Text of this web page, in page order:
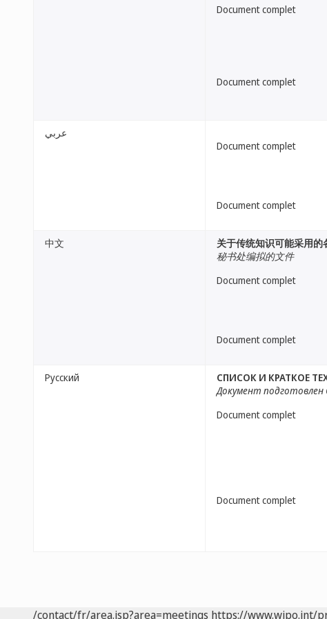
Document complet
Document complet
عربي
Document complet
Document complet
中文
关于传统知识可能采用
秘书处编拟的文件
Document complet
Document complet
Русский
СПИСОК И КРАТКОЕ
Документ
Document complet
Document complet
/contact/fr/area.jsp?area=meetings https://www.wipo.int/